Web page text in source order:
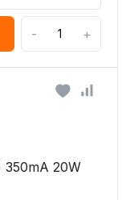
- +
350mA 20W